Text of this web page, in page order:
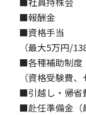
■報酬金
■資格手当
（最大5万円/
■各種補助制度
（資格受験費
■引越し・帰省
■赴任準備金（